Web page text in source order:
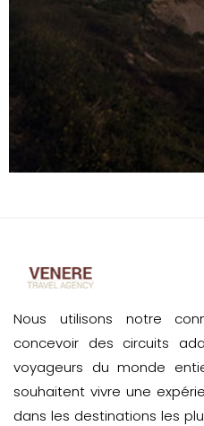
Nous utilisons notre
concevoir des circuits
voyageurs du monde
souhaitent vivre une
dans les destinations les